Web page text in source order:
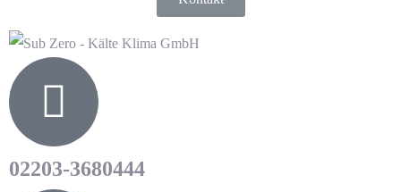
02203-3680444